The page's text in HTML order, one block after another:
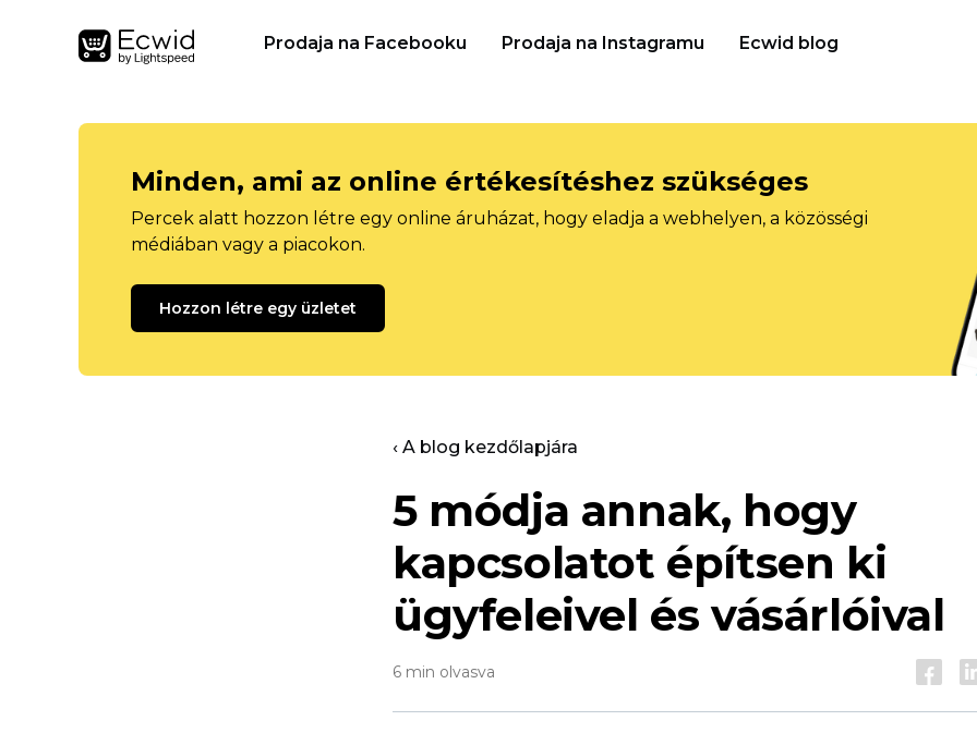
Prodaja na Facebooku Prodaja na Instagramu Ecwid blog
Minden, ami az online értékesítéshez szükséges
Percek alatt hozzon létre egy online áruházat, hogy eladja a webhelyen, a közösségi
médiában vagy a piacokon.
Hozzon létre egy üzletet
‹ A blog kezdőlapjára
5 módja annak, hogy
kapcsolatot építsen ki
ügyfeleivel és vásárlóival
6 min olvasva